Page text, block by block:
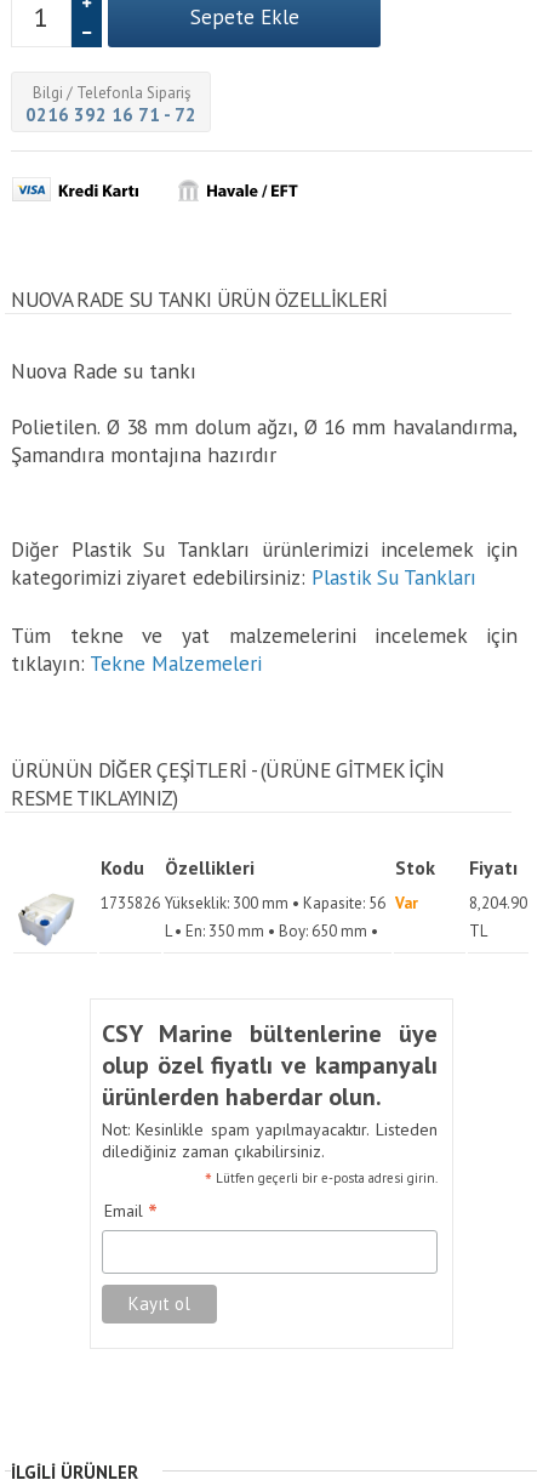
Bilgi / Telefonla Sipariş
0216 392 16 71 - 72
NUOVA RADE SU TANKI ÜRÜN ÖZELLİKLERİ
Nuova Rade su tankı
Polietilen. Ø 38 mm dolum ağzı, Ø 16 mm havalandırma,
Şamandıra montajına hazırdır
Diğer Plastik Su Tankları ürünlerimizi incelemek için
kategorimizi ziyaret edebilirsiniz: Plastik Su Tankları
Tüm tekne ve yat malzemelerini incelemek için
tıklayın: Tekne Malzemeleri
ÜRÜNÜN DİĞER ÇEŞİTLERİ - (ÜRÜNE GITMEK IÇIN
RESME TIKLAYINIZ)
Kodu Özellikleri Stok Fiyatı
1735826 Yükseklik: 300 mm • Kapasite: 56
L • En: 350 mm • Boy: 650 mm •
Var
8,204.90
TL
CSY Marine bültenlerine üye
olup özel fiyatlı ve kampanyalı
ürünlerden haberdar olun.
Not: Kesinlikle spam yapılmayacaktır. Listeden
dilediğiniz zaman çıkabilirsiniz.
* Lütfen geçerli bir e-posta adresi girin.
Email *
İLGILI ÜRÜNLER